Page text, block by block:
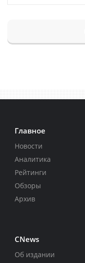
Главное
Новости
Аналитика
Рейтинги
Обзоры
Архив
CNews
Об издании